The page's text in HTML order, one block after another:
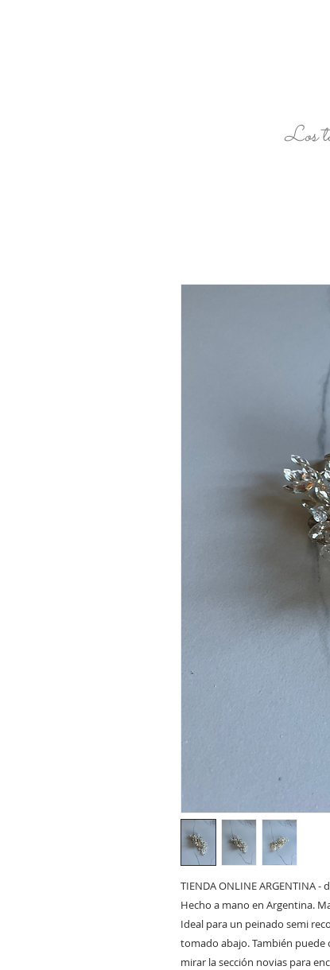
Los
TIENDA ONLINE ARGENTINA
Hecho a mano en Argentina.
Ideal para un peinado semi
tomado abajo. También puede
mirar la sección novias para